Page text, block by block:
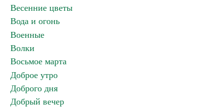
Весенние цветы
Вода и огонь
Военные
Волки
Восьмое марта
Доброе утро
Доброго дня
Добрый вечер